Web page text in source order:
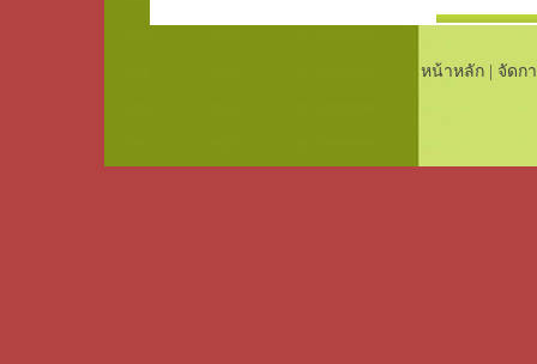
หน้าหลัก| จัดก